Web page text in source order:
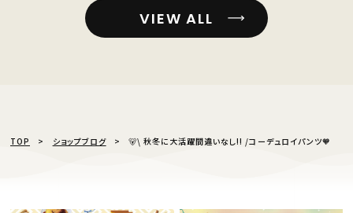
VIEW ALL
TOP ショップブログ 🐻\ 秋冬に大活躍間違いなし!! /コーデュロイパンツ🧡